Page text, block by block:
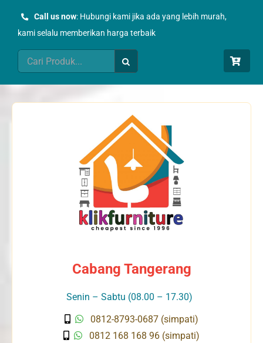
Call us now: Hubungi kami jika ada yang lebih murah,
kami selalu memberikan harga terbaik
Search
for:
Cabang Tangerang
Senin – Sabtu (08.00 – 17.30)
0812-8793-0687 (simpati)
0812 168 168 96 (simpati)